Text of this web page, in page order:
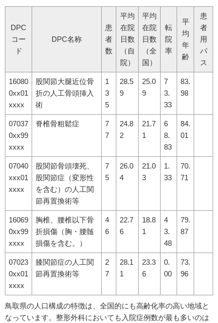
DPC
コー
ド
DPC名称
患
者
数
平均
在院
日数
（自
院）
平均
在院
日数
（全
国）
転
院
率
平
均
年
齢
患
者
用
パ
ス
16080
0xx01
xxxx
股関節大腿近位骨
折の人工骨頭挿入
術
1
3
5
28.5
9
25.0
9
7
3.
33
83.
98
07037
0xx99
xxxx
脊椎骨粗鬆症
7
7
24.8
2
21.7
1
6
8.
83
84.
01
07040
xxx01
xxxx
股関節骨頭壊死、
股関節症（変形性
を含む）の人工関
節再置換術等
7
5
26.0
4
21.0
3
1.
33
70.
71
16069
0xx99
xxxx
胸椎、腰椎以下骨
折損傷（胸・腰髄
損傷を含む。）
4
6
22.7
6
18.8
1
4
3.
48
79.
87
07023
0xx01
xxxx
膝関節症の人工関
節再置換術等
2
7
28.1
1
23.3
6
0.
00
73.
96
鳥取県の人口構成の特徴は、全国的にも高齢化率の高い地域と
なっています。整形外科においても入院症例数が最も多いのは